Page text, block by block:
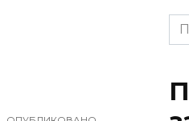
for: